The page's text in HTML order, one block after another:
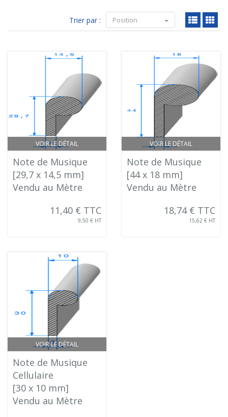
Trier par : Position
VOIR LE DÉTAIL
Note de Musique
[29,7 x 14,5 mm]
Vendu au Mètre
11,40 € TTC
9,50 € HT
VOIR LE DÉTAIL
Note de Musique
[44 x 18 mm]
Vendu au Mètre
18,74 € TTC
15,62 € HT
VOIR LE DÉTAIL
Note de Musique
Cellulaire
[30 x 10 mm]
Vendu au Mètre